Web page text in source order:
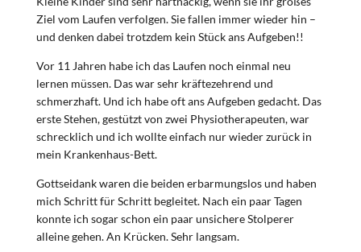
Ziel vom Laufen verfolgen. Sie fallen immer wieder hin –
und denken dabei trotzdem kein Stück ans Aufgeben!!
Vor 11 Jahren habe ich das Laufen noch einmal neu
lernen müssen. Das war sehr kräftezehrend und
schmerzhaft. Und ich habe oft ans Aufgeben gedacht. Das
erste Stehen, gestützt von zwei Physiotherapeuten, war
schrecklich und ich wollte einfach nur wieder zurück in
mein Krankenhaus-Bett.
Gottseidank waren die beiden erbarmungslos und haben
mich Schritt für Schritt begleitet. Nach ein paar Tagen
konnte ich sogar schon ein paar unsichere Stolperer
alleine gehen. An Krücken. Sehr langsam.